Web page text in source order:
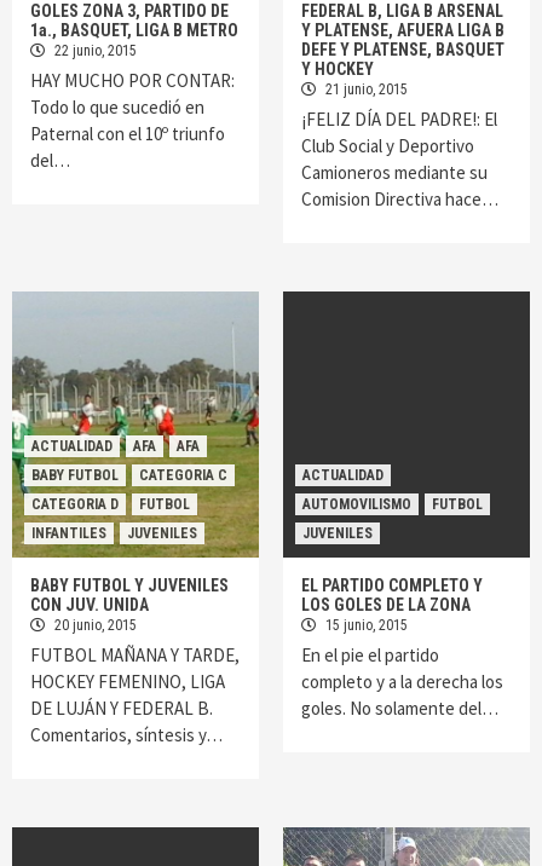
GOLES ZONA 3, PARTIDO DE
1a., BASQUET, LIGA B METRO
22 junio, 2015
HAY MUCHO POR CONTAR:
Todo lo que sucedió en
Paternal con el 10º triunfo
del…
FEDERAL B, LIGA B ARSENAL
Y PLATENSE, AFUERA LIGA B
DEFE Y PLATENSE, BASQUET
Y HOCKEY
21 junio, 2015
¡FELIZ DÍA DEL PADRE!: El
Club Social y Deportivo
Camioneros mediante su
Comision Directiva hace…
ACTUALIDAD AFA
AFA
BABY FUTBOL
CATEGORIA C
CATEGORIA D
FUTBOL
INFANTILES
JUVENILES
BABY FUTBOL Y JUVENILES
CON JUV. UNIDA
20 junio, 2015
FUTBOL MAÑANA Y TARDE,
HOCKEY FEMENINO, LIGA
DE LUJÁN Y FEDERAL B.
Comentarios, síntesis y…
ACTUALIDAD
AUTOMOVILISMO
FUTBOL
JUVENILES
EL PARTIDO COMPLETO Y
LOS GOLES DE LA ZONA
15 junio, 2015
En el pie el partido
completo y a la derecha los
goles. No solamente del…